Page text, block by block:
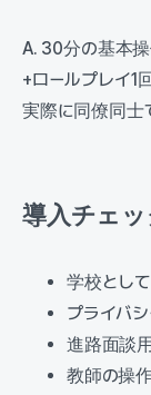
A. 30分の基本
+ロールプレイ1
実際に同僚同士
導入チェ
学校とし
プライバ
進路面談
教師の操